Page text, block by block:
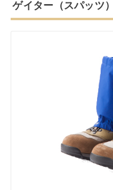
ゲイター（スパッツ